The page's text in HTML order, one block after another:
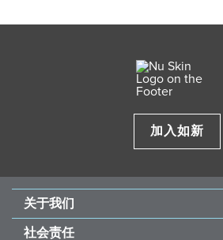
加入如新
关于我们
我们的故事
社会责任